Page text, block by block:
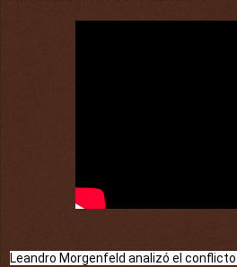
Leandro Morgenfeld analizó el